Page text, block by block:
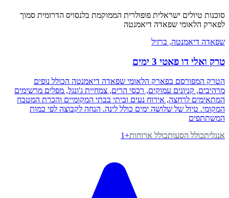
סוכנות טיולים ישראלית פופולרית הממוקמת בלנסויס הדרומית סמוך
לפארק הלאומי שפאדה דיאמנטה
שפאדה דיאמנטה, ברזיל
טרק ואלי דו פאטי 3 ימים
הטרק המפורסם בפארק הלאומי שפאדה דיאמנטה הכולל נופים
מרהיבים, קניונים עמוקים, רכסי הרים, צמחיית ג'ונגל, מפלים מרשימים
המתאימים לרחצה, אירוח נעים וביתי בבתי המקומיים והכרת המטבח
המקומי. טיול של שלושה ימים כולל לינה. הנחה לקבוצה לפי כמות
המשתתפים
אנגליתכולל הסעותכולל ארוחות+
1